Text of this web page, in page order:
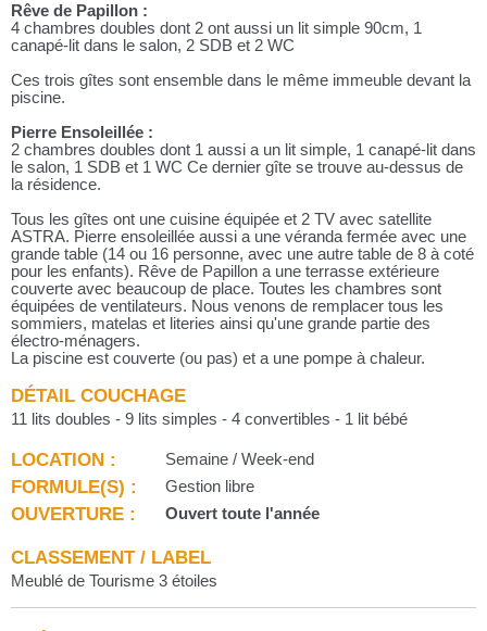
Rêve de Papillon :
4 chambres doubles dont 2 ont aussi un lit simple 90cm, 1
canapé-lit dans le salon, 2 SDB et 2 WC
Ces trois gîtes sont ensemble dans le même immeuble devant la
piscine.
Pierre Ensoleillée :
2 chambres doubles dont 1 aussi a un lit simple, 1 canapé-lit dans
le salon, 1 SDB et 1 WC Ce dernier gîte se trouve au-dessus de
la résidence.
Tous les gîtes ont une cuisine équipée et 2 TV avec satellite
ASTRA. Pierre ensoleillée aussi a une véranda fermée avec une
grande table (14 ou 16 personne, avec une autre table de 8 à coté
pour les enfants). Rêve de Papillon a une terrasse extérieure
couverte avec beaucoup de place. Toutes les chambres sont
équipées de ventilateurs. Nous venons de remplacer tous les
sommiers, matelas et literies ainsi qu'une grande partie des
électro-ménagers.
La piscine est couverte (ou pas) et a une pompe à chaleur.
DÉTAIL COUCHAGE
11 lits doubles - 9 lits simples - 4 convertibles - 1 lit bébé
LOCATION : Semaine / Week-end
FORMULE(S) : Gestion libre
OUVERTURE : Ouvert toute l'année
CLASSEMENT / LABEL
Meublé de Tourisme 3 étoiles